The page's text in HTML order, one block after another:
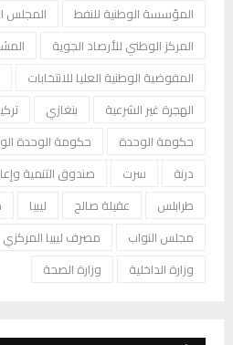
المؤسسة الوطنية للنفط
المجلس
المركز الوطني للأرصاد الجوية
المفوضية الوطنية العليا للانتخابات
الهجرة غير الشرعية
بنغازي
حكومة الوحدة
حكومة الوحدة
درنة
سرت صندوق التنمية
طرابلس
عقيلة صالح ليبيا
مجلس النواب
مصرف ليبيا المركزي
وزارة الداخلية
وزارة الصحة